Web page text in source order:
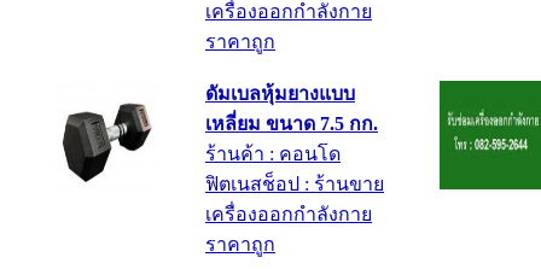
เครื่องออกกำลังกาย
ราคาถูก
ดัมเบลหุ้มยางแบบ
เหลี่ยม ขนาด 7.5 กก.
ร้านค้า : คอนโด
ฟิตเนสช็อป : ร้านขาย
เครื่องออกกำลังกาย
ราคาถูก